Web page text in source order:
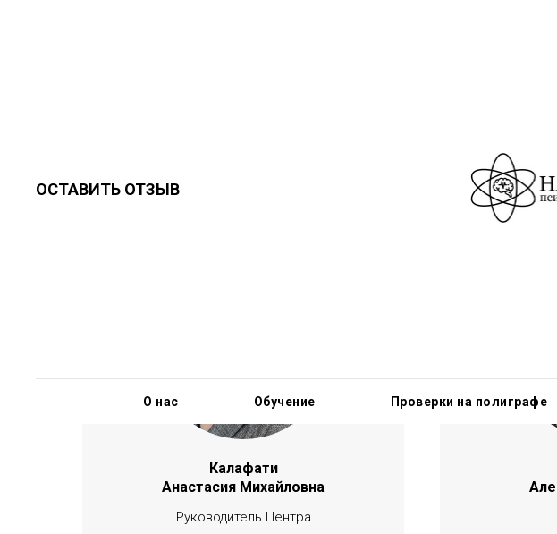
ОСТАВИТЬ ОТЗЫВ
О нас Обучение Проверки на полиграфе
Калафати
Анастасия Михайловна
Руководитель Центра